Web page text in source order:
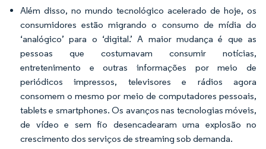
Além disso, no mundo tecnológico acelerado de hoje, os
consumidores estão migrando o consumo de mídia do
‘analógico’ para o ‘digital.’ A maior mudança é que as
pessoas que costumavam consumir notícias,
entretenimento e outras informações por meio de
periódicos impressos, televisores e rádios agora
consomem o mesmo por meio de computadores pessoais,
tablets e smartphones. Os avanços nas tecnologias móveis,
de vídeo e sem fio desencadearam uma explosão no
crescimento dos serviços de streaming sob demanda.